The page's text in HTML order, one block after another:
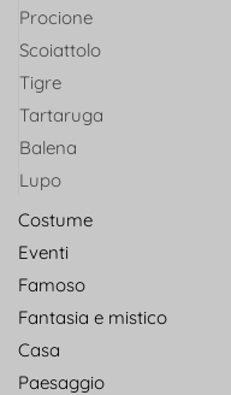
Procione
Scoiattolo
Tigre
Tartaruga
Balena
Lupo
Costume
Eventi
Famoso
Fantasia e mistico
Casa
Paesaggio